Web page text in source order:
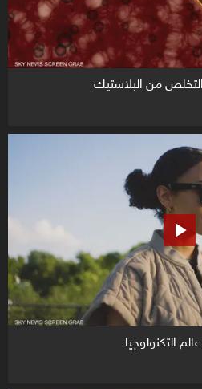
من البلاستيك
التكنولوجيا